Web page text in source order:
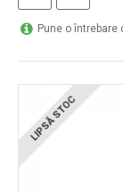
Pune o întrebare
LIPSĂ STOC